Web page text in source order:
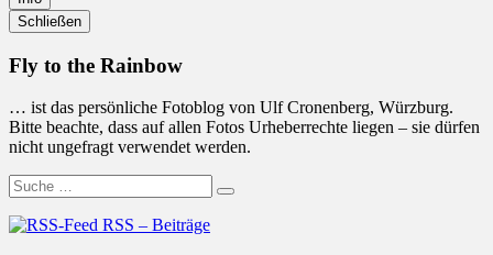
Primäre
Seitenleiste
Schließen
Fly to the Rainbow
… ist das persönliche Fotoblog von Ulf Cronenberg, Würzburg.
Bitte beachte, dass auf allen Fotos Urheberrechte liegen – sie dürfen
nicht ungefragt verwendet werden.
Suche
nach:
Suchen
RSS – Beiträge